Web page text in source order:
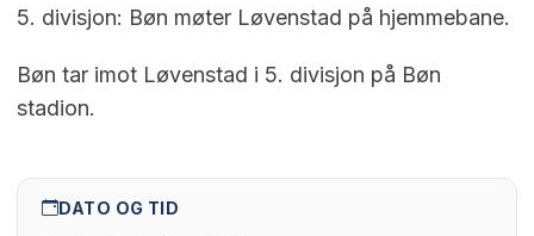
5. divisjon: Bøn møter Løvenstad på hjemmebane.
Bøn tar imot Løvenstad i 5. divisjon på Bøn
stadion.
DATO OG TID